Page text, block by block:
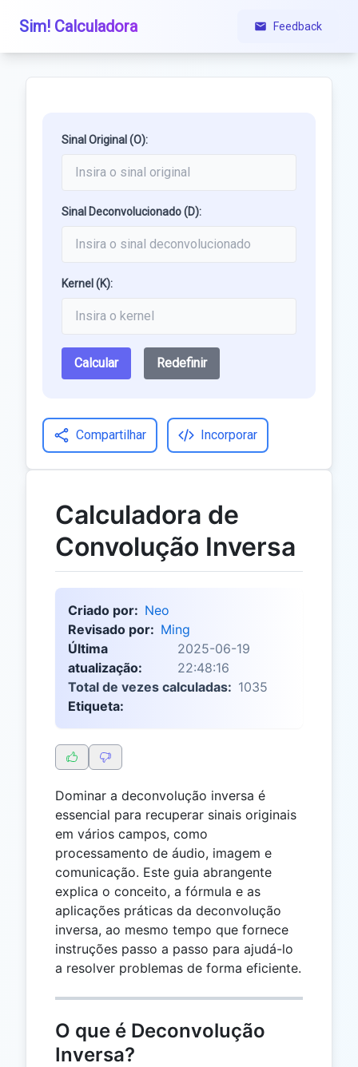
Sim! Calculadora Feedback
Sinal Original (O):
Sinal Deconvolucionado (D):
Kernel (K):
Calcular Redefinir
Compartilhar Incorporar
Calculadora de
Convolução Inversa
Criado por: Neo
Revisado por: Ming
Última
atualização:
2025-06-19
22:48:16
Total de vezes calculadas: 1035
Etiqueta:
Dominar a deconvolução inversa é
essencial para recuperar sinais originais
em vários campos, como
processamento de áudio, imagem e
comunicação. Este guia abrangente
explica o conceito, a fórmula e as
aplicações práticas da deconvolução
inversa, ao mesmo tempo que fornece
instruções passo a passo para ajudá-lo
a resolver problemas de forma eficiente.
O que é Deconvolução
Inversa?